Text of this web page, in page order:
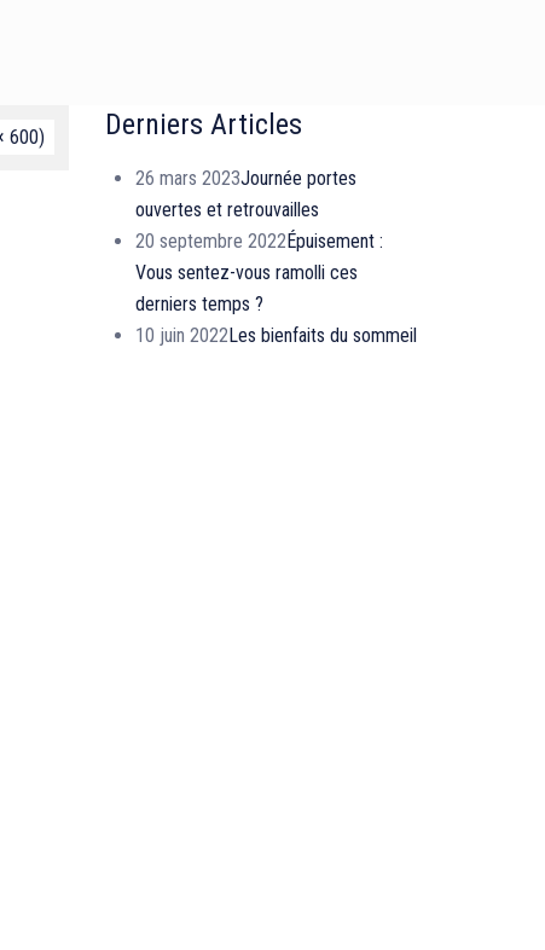
600) Derniers Articles
26 mars 2023Journée portes
ouvertes et retrouvailles
20 septembre 2022Épuisement :
Vous sentez-vous ramolli ces
derniers temps ?
10 juin 2022Les bienfaits du sommeil